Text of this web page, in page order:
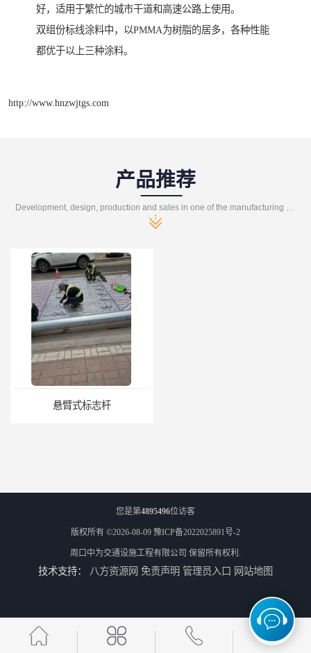
好，适用于繁忙的城市干道和高速公路上使用。
双组份标线涂料中，以PMMA为树脂的居多，各种性能
都优于以上三种涂料。
http://www.hnzwjtgs.com
产品推荐
悬臂式标志杆
您是第4895496位访客
版权所有 ©2026-08-09 豫ICP备2022025891号-2
周口中为交通设施工程有限公司 保留所有权利.
技术支持： 八方资源网 免责声明 管理员入口 网站地图